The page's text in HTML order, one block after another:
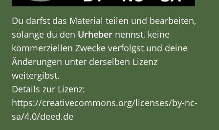
Du darfst das Material teilen und bearbeiten,
solange du den Urheber nennst, keine
kommerziellen Zwecke verfolgst und deine
Änderungen unter derselben Lizenz
weitergibst.
Details zur Lizenz:
https://creativecommons.org/licenses/by-nc-
sa/4.0/deed.de